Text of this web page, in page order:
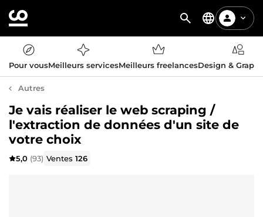
Pour vousMeilleurs servicesMeilleurs freelancesDesign &
Autres
Je vais réaliser le web scraping /
l'extraction de données d'un site de
votre choix
5,0 (93) Ventes126